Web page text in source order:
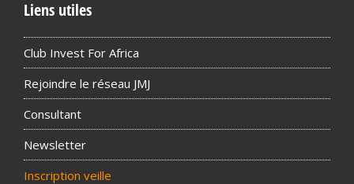
Liens utiles
Club Invest For Africa
Rejoindre le réseau JMJ
Consultant
Newsletter
Inscription veille